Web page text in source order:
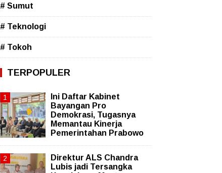
# Sumut
# Teknologi
# Tokoh
TERPOPULER
Ini Daftar Kabinet
Bayangan Pro
Demokrasi, Tugasnya
Memantau Kinerja
Pemerintahan Prabowo
Direktur ALS Chandra
Lubis jadi Tersangka